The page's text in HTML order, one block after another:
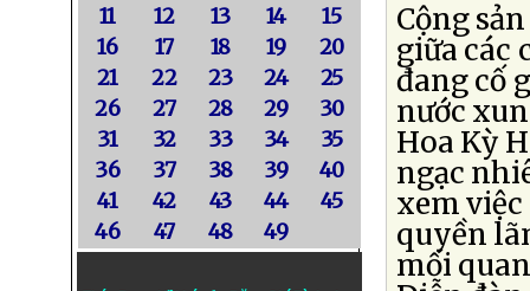
11
12 13 14
15
16
17 18 19
20
21
22 23 24
25
26
27 28 29
30
31
32 33 34
35
36
37 38 39
40
41
42 43 44
45
46
47 48 49
Cộng
giữa các
đang cố
nước
Hoa Kỳ
ngạc
xem
quyền
mối